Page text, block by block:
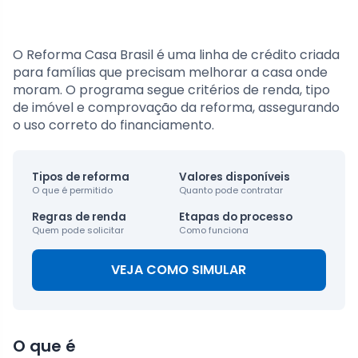
O Reforma Casa Brasil é uma linha de crédito criada
para famílias que precisam melhorar a casa onde
moram. O programa segue critérios de renda, tipo
de imóvel e comprovação da reforma, assegurando
o uso correto do financiamento.
Tipos de reforma
O que é permitido
Valores disponíveis
Quanto pode contratar
Regras de renda
Quem pode solicitar
Etapas do processo
Como funciona
VEJA COMO SIMULAR
O que é